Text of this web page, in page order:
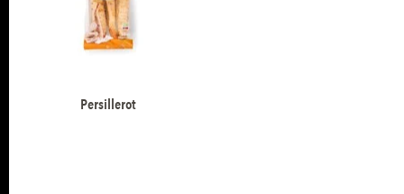
Persillerot